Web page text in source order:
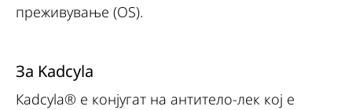
преживување (OS).
За Kadcyla
Кadcyla® е конјугат на антитело-лек кој е